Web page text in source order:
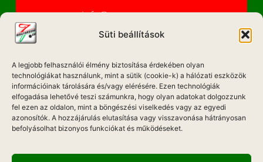
Süti beállítások
A legjobb felhasználói élmény biztosítása érdekében olyan
technológiákat használunk, mint a sütik (cookie-k) a hálózati eszközök
információinak tárolására és/vagy elérésére. Ezen technológiák
elfogadása lehetővé teszi számunkra, hogy olyan adatokat dolgozzunk
fel ezen az oldalon, mint a böngészési viselkedés vagy az egyedi
azonosítók. A hozzájárulás elutasítása vagy visszavonása hátrányosan
befolyásolhat bizonyos funkciókat és működéseket.
info@magyarzene.eu
IMPRESSZUM
ETIKAI KÓDEX
MÉDIA AJÁNLAT
ADATKEZELÉSI NYILATKOZAT